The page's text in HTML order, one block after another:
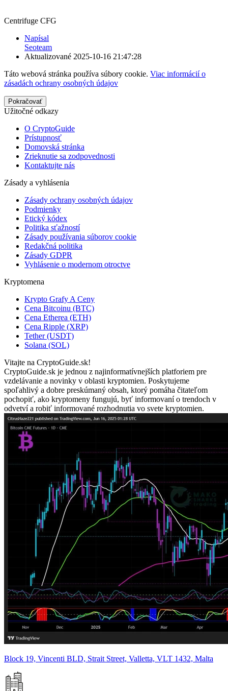
Centrifuge CFG
Napísal
Seoteam
Aktualizované 2025-10-16 21:47:28
Táto webová stránka používa súbory cookie. Viac informácií o
zásadách ochrany osobných údajov
Pokračovať
Užitočné odkazy
O CryptoGuide
Prístupnosť
Domovská stránka
Zrieknutie sa zodpovednosti
Kontaktujte nás
Zásady a vyhlásenia
Zásady ochrany osobných údajov
Podmienky
Etický kódex
Politika sťažností
Zásady používania súborov cookie
Redakčná politika
Zásady GDPR
Vyhlásenie o modernom otroctve
Kryptomena
Krypto Grafy A Ceny
Cena Bitcoinu (BTC)
Cena Etherea (ETH)
Cena Ripple (XRP)
Tether (USDT)
Solana (SOL)
Vitajte na CryptoGuide.sk!
CryptoGuide.sk je jednou z najinformatívnejších platforiem pre
vzdelávanie a novinky v oblasti kryptomien. Poskytujeme
spoľahlivý a dobre preskúmaný obsah, ktorý pomáha čitateľom
pochopiť, ako kryptomeny fungujú, byť informovaní o trendoch v
odvetví a robiť informované rozhodnutia vo svete kryptomien.
Block 19, Vincenti BLD, Strait Street, Valletta, VLT 1432, Malta